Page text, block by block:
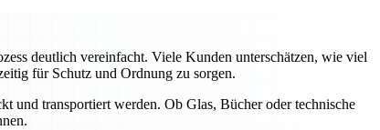
deutlich vereinfacht. Viele Kunden unterschätzen, wie viel
für Schutz und Ordnung zu sorgen.
und transportiert werden. Ob Glas, Bücher oder technische